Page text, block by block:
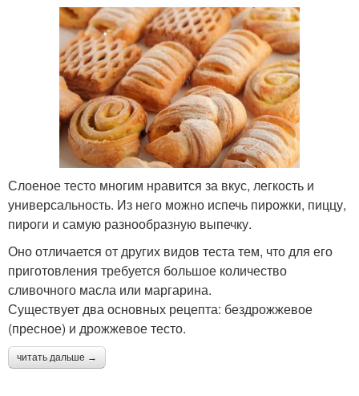
Слоеное тесто многим нравится за вкус, легкость и
универсальность. Из него можно испечь пирожки, пиццу,
пироги и самую разнообразную выпечку.
Оно отличается от других видов теста тем, что для его
приготовления требуется большое количество
сливочного масла или маргарина.
Существует два основных рецепта: бездрожжевое
(пресное) и дрожжевое тесто.
читать дальше →